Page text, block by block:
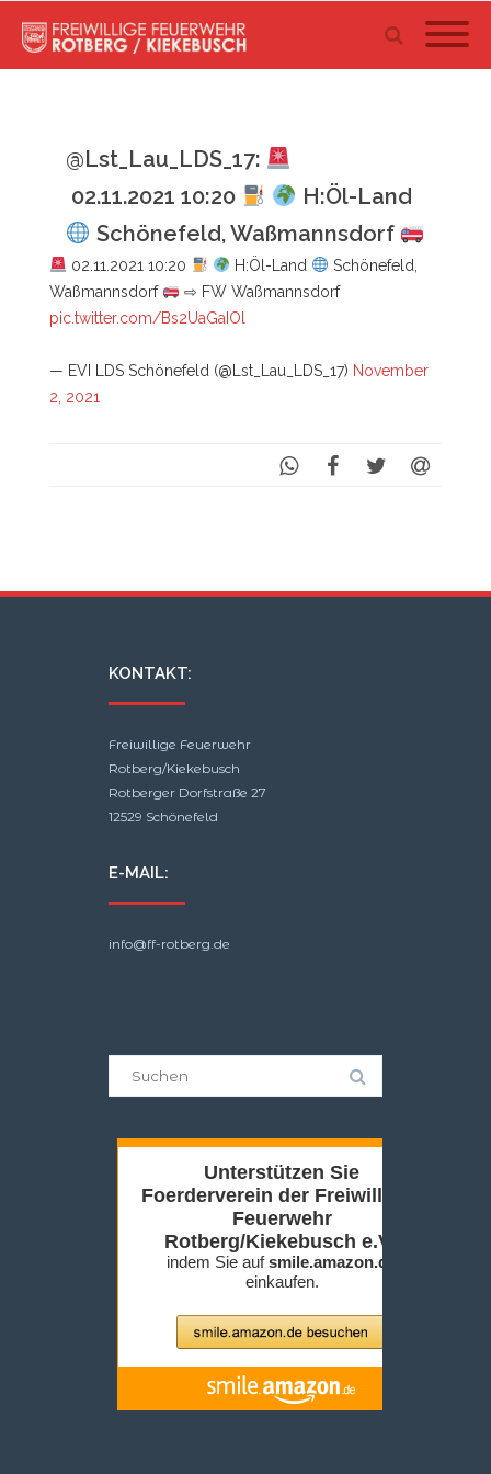
@Lst_Lau_LDS_17:
02.11.2021 10:20
H:Öl-Land
Schönefeld, Waßmannsdorf
02.11.2021 10:20 H:Öl-Land
Schönefeld,
Waßmannsdorf
⇨ FW Waßmannsdorf
pic.twitter.com/Bs2UaGaIOl
— EVI LDS Schönefeld (@Lst_Lau_LDS_17) November
2, 2021
KONTAKT:
Freiwillige Feuerwehr
Rotberg/Kiekebusch
Rotberger Dorfstraße 27
12529 Schönefeld
E-MAIL:
info@ff-rotberg.de